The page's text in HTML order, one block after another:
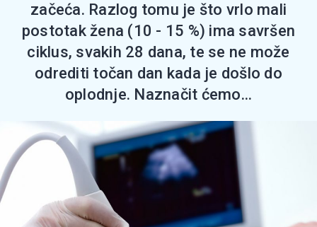
začeća. Razlog tomu je što vrlo mali
postotak žena (10 - 15 %) ima savršen
ciklus, svakih 28 dana, te se ne može
odrediti točan dan kada je došlo do
oplodnje. Naznačit ćemo...